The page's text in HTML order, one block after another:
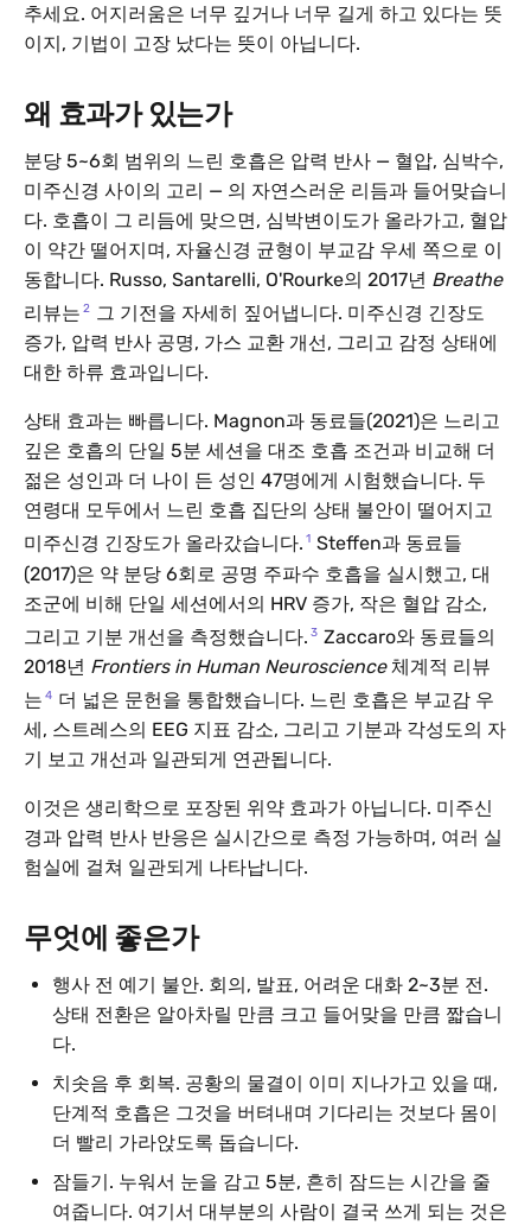
추세요. 어지러움은 너무 깊거나 너무 길게 하고 있다는 뜻
이지, 기법이 고장 났다는 뜻이 아닙니다.
왜 효과가 있는가
분당 5~6회 범위의 느린 호흡은 압력 반사 — 혈압, 심박수,
미주신경 사이의 고리 — 의 자연스러운 리듬과 들어맞습니
다. 호흡이 그 리듬에 맞으면, 심박변이도가 올라가고, 혈압
이 약간 떨어지며, 자율신경 균형이 부교감 우세 쪽으로 이
동합니다. Russo, Santarelli, O'Rourke의 2017년 Breathe
리뷰는 2 그 기전을 자세히 짚어냅니다. 미주신경 긴장도
증가, 압력 반사 공명, 가스 교환 개선, 그리고 감정 상태에
대한 하류 효과입니다.
상태 효과는 빠릅니다. Magnon과 동료들(2021)은 느리고
깊은 호흡의 단일 5분 세션을 대조 호흡 조건과 비교해 더
젊은 성인과 더 나이 든 성인 47명에게 시험했습니다. 두
연령대 모두에서 느린 호흡 집단의 상태 불안이 떨어지고
미주신경 긴장도가 올라갔습니다. 1 Steffen과 동료들
(2017)은 약 분당 6회로 공명 주파수 호흡을 실시했고, 대
조군에 비해 단일 세션에서의 HRV 증가, 작은 혈압 감소,
그리고 기분 개선을 측정했습니다. 3 Zaccaro와 동료들의
2018년 Frontiers in Human Neuroscience체계적 리뷰
는 4 더 넓은 문헌을 통합했습니다. 느린 호흡은 부교감 우
세, 스트레스의 EEG 지표 감소, 그리고 기분과 각성도의 자
기 보고 개선과 일관되게 연관됩니다.
이것은 생리학으로 포장된 위약 효과가 아닙니다. 미주신
경과 압력 반사 반응은 실시간으로 측정 가능하며, 여러 실
험실에 걸쳐 일관되게 나타납니다.
무엇에 좋은가
행사 전 예기 불안. 회의, 발표, 어려운 대화 2~3분 전.
상태 전환은 알아차릴 만큼 크고 들어맞을 만큼 짧습니
다.
치솟음 후 회복. 공황의 물결이 이미 지나가고 있을 때,
단계적 호흡은 그것을 버텨내며 기다리는 것보다 몸이
더 빨리 가라앉도록 돕습니다.
잠들기. 누워서 눈을 감고 5분, 흔히 잠드는 시간을 줄
여줍니다. 여기서 대부분의 사람이 결국 쓰게 되는 것은